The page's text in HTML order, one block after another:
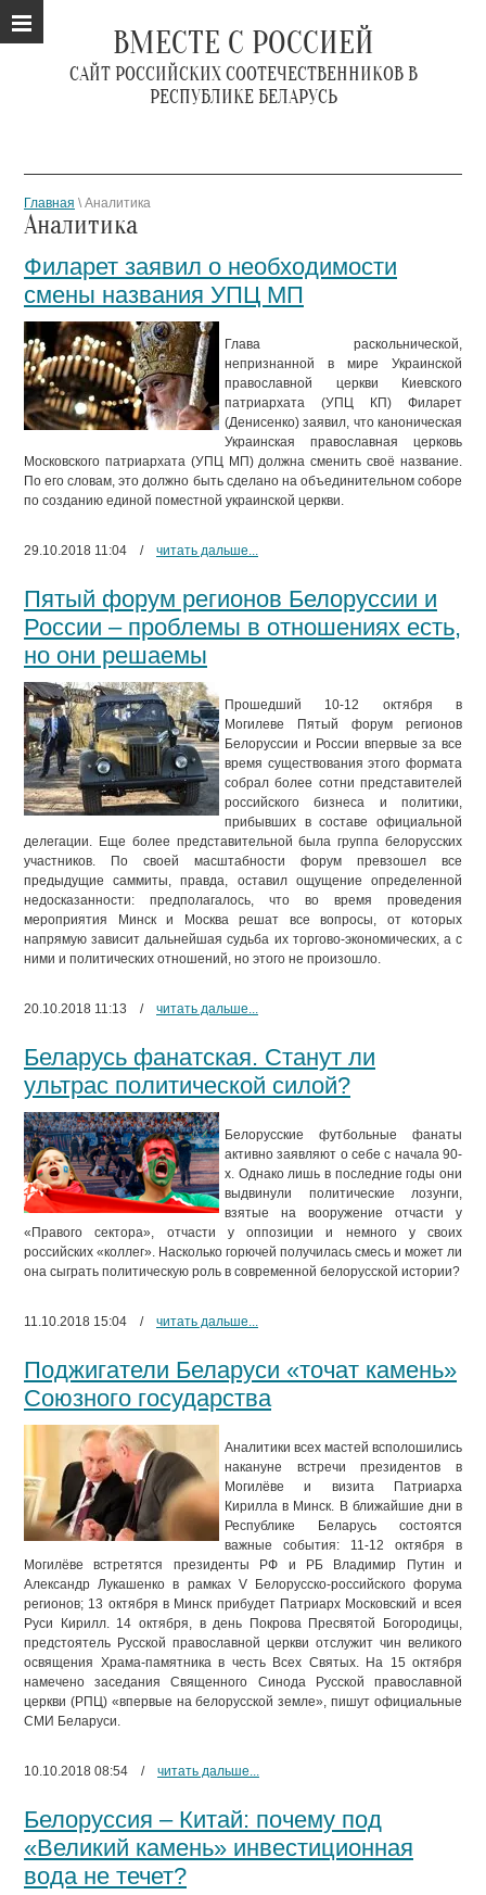
ВМЕСТЕ С РОССИЕЙ
САЙТ РОССИЙСКИХ СООТЕЧЕСТВЕННИКОВ В
РЕСПУБЛИКЕ БЕЛАРУСЬ
Главная \ Аналитика
Аналитика
Филарет заявил о необходимости
смены названия УПЦ МП
Глава раскольнической,
непризнанной в мире Украинской
православной церкви Киевского
патриархата (УПЦ КП) Филарет
(Денисенко) заявил, что каноническая
Украинская православная церковь
Московского патриархата (УПЦ МП) должна сменить своё название.
По его словам, это должно быть сделано на объединительном соборе
по созданию единой поместной украинской церкви.
29.10.2018 11:04 / читать дальше...
Пятый форум регионов Белоруссии и
России – проблемы в отношениях есть,
но они решаемы
Прошедший 10-12 октября в
Могилеве Пятый форум регионов
Белоруссии и России впервые за все
время существования этого формата
собрал более сотни представителей
российского бизнеса и политики,
прибывших в составе официальной
делегации. Еще более представительной была группа белорусских
участников. По своей масштабности форум превзошел все
предыдущие саммиты, правда, оставил ощущение определенной
недосказанности: предполагалось, что во время проведения
мероприятия Минск и Москва решат все вопросы, от которых
напрямую зависит дальнейшая судьба их торгово-экономических, а с
ними и политических отношений, но этого не произошло.
20.10.2018 11:13 / читать дальше...
Беларусь фанатская. Станут ли
ультрас политической силой?
Белорусские футбольные фанаты
активно заявляют о себе с начала 90-
х. Однако лишь в последние годы они
выдвинули политические лозунги,
взятые на вооружение отчасти у
«Правого сектора», отчасти у оппозиции и немного у своих
российских «коллег». Насколько горючей получилась смесь и может ли
она сыграть политическую роль в современной белорусской истории?
11.10.2018 15:04 / читать дальше...
Поджигатели Беларуси «точат камень»
Союзного государства
Аналитики всех мастей всполошились
накануне встречи президентов в
Могилёве и визита Патриарха
Кирилла в Минск. В ближайшие дни в
Республике Беларусь состоятся
важные события: 11-12 октября в
Могилёве встретятся президенты РФ и РБ Владимир Путин и
Александр Лукашенко в рамках V Белорусско-российского форума
регионов; 13 октября в Минск прибудет Патриарх Московский и всея
Руси Кирилл. 14 октября, в день Покрова Пресвятой Богородицы,
предстоятель Русской православной церкви отслужит чин великого
освящения Храма-памятника в честь Всех Святых. На 15 октября
намечено заседания Священного Синода Русской православной
церкви (РПЦ) «впервые на белорусской земле», пишут официальные
СМИ Беларуси.
10.10.2018 08:54 / читать дальше...
Белоруссия – Китай: почему под
«Великий камень» инвестиционная
вода не течет?